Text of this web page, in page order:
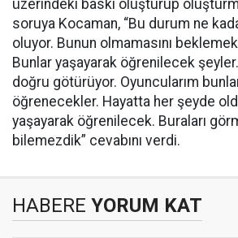
üzerindeki baskı oluşturup
soruya Kocaman, “Bu durum ne
oluyor. Bunun olmamasını
Bunlar yaşayarak öğrenilecek
doğru götürüyor. Oyuncularım
öğrenecekler. Hayatta her şeyde
yaşayarak öğrenilecek. Buraları
bilemezdik” cevabını verdi.
HABERE YORUM KAT